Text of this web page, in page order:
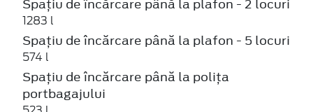
Spațiu de încărcare până la plafon - 2 locuri
1283 l
Spațiu de încărcare până la plafon - 5 locuri
574 l
Spațiu de încărcare până la polița
portbagajului